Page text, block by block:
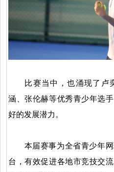
比赛当中，也涌现了卢
涵、张伦赫等优秀青少年选
好的发展潜力。
本届赛事为全省青少年网
台，有效促进各地市竞技交